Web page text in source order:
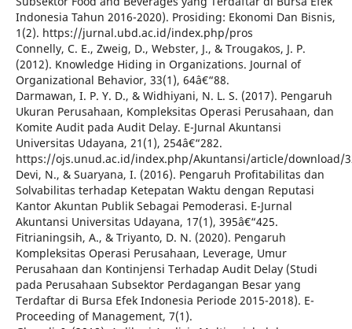
Indonesia Tahun 2016-2020). Prosiding: Ekonomi Dan Bisnis,
1(2). https://jurnal.ubd.ac.id/index.php/pros
Connelly, C. E., Zweig, D., Webster, J., & Trougakos, J. P.
(2012). Knowledge Hiding in Organizations. Journal of
Organizational Behavior, 33(1), 64â€“88.
Darmawan, I. P. Y. D., & Widhiyani, N. L. S. (2017). Pengaruh
Ukuran Perusahaan, Kompleksitas Operasi Perusahaan, dan
Komite Audit pada Audit Delay. E-Jurnal Akuntansi
Universitas Udayana, 21(1), 254â€“282.
https://ojs.unud.ac.id/index.php/Akuntansi/article/download/
Devi, N., & Suaryana, I. (2016). Pengaruh Profitabilitas dan
Solvabilitas terhadap Ketepatan Waktu dengan Reputasi
Kantor Akuntan Publik Sebagai Pemoderasi. E-Jurnal
Akuntansi Universitas Udayana, 17(1), 395â€“425.
Fitrianingsih, A., & Triyanto, D. N. (2020). Pengaruh
Kompleksitas Operasi Perusahaan, Leverage, Umur
Perusahaan dan Kontinjensi Terhadap Audit Delay (Studi
pada Perusahaan Subsektor Perdagangan Besar yang
Terdaftar di Bursa Efek Indonesia Periode 2015-2018). E-
Proceeding of Management, 7(1).